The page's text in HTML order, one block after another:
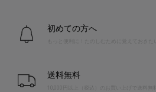
初めての方へ
送料無料
10,000円以上（税込）のお買い上げで送料無料